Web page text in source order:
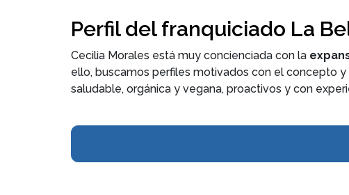
Perfil del franquiciado La
Cecilia Morales está muy concienciada con la
ello, buscamos perfiles motivados con el concepto
saludable, orgánica y vegana, proactivos y con